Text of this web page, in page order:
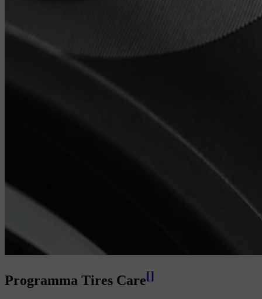
Programma Tires Care[]